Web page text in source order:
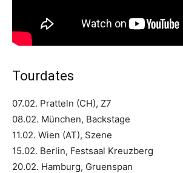
Tourdates
07.02. Pratteln (CH), Z7
08.02. München, Backstage
11.02. Wien (AT), Szene
15.02. Berlin, Festsaal Kreuzberg
20.02. Hamburg, Gruenspan